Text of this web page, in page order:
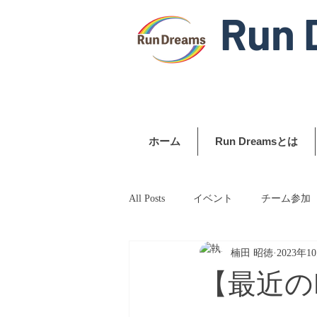
Run
ホーム Run Dreamsとは
All Posts イベント チーム参加
【最近
楠田 昭徳 2023年